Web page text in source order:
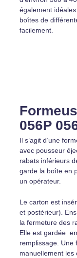
également
boîtes de
facilement.
056P
Il s’agit d’une
avec pousseur
rabats inférieurs
garde la boîte en
un opérateur.
Le carton est
et postérieur).
la fermeture des
Elle est gardée
remplissage. Une
manuellement